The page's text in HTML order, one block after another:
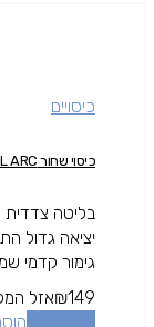
כיסויים
כיסוי שחור IPHONE XR – PATCHWORKS LEVEL ARC
בליטה
גימור קדמי
₪149
אזל